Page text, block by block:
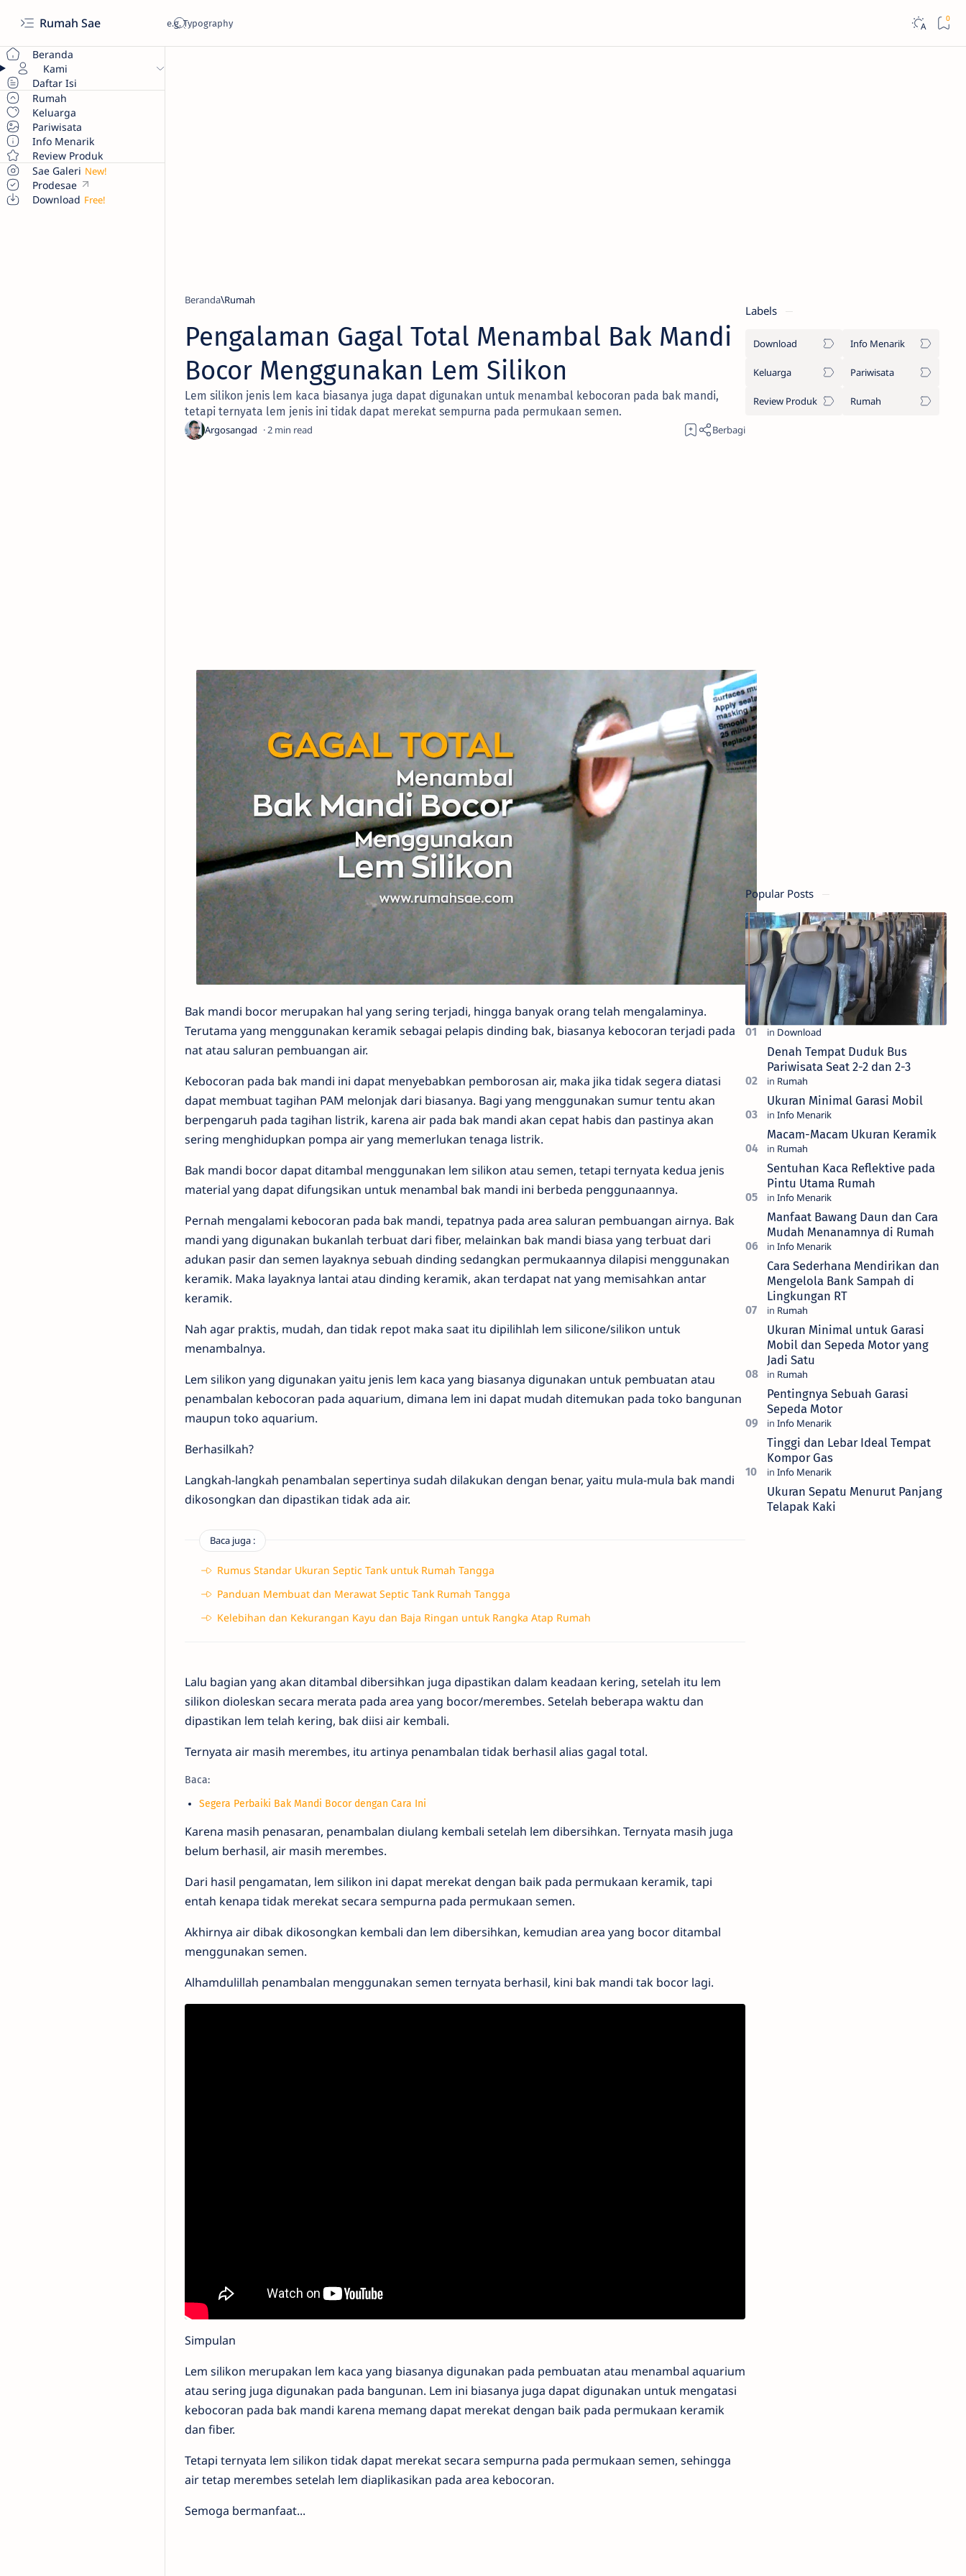
Rumah Sae
Beranda
Kami
Daftar Isi
Rumah
Keluarga
Pariwisata
Info Menarik
Review Produk
Sae Galeri
Prodesae
Download
Beranda Rumah
Pengalaman Gagal Total Menambal Bak Mandi
Bocor Menggunakan Lem Silikon
Lem silikon jenis lem kaca biasanya juga dapat digunakan untuk menambal kebocoran pada bak mandi,
tetapi ternyata lem jenis ini tidak dapat merekat sempurna pada permukaan semen.
2
Bak mandi bocor merupakan hal yang sering terjadi, hingga banyak orang telah mengalaminya.
Terutama yang menggunakan keramik sebagai pelapis dinding bak, biasanya kebocoran terjadi pada
nat atau saluran pembuangan air.
Kebocoran pada bak mandi ini dapat menyebabkan pemborosan air, maka jika tidak segera diatasi
dapat membuat tagihan PAM melonjak dari biasanya. Bagi yang menggunakan sumur tentu akan
berpengaruh pada tagihan listrik, karena air pada bak mandi akan cepat habis dan pastinya akan
sering menghidupkan pompa air yang memerlukan tenaga listrik.
Bak mandi bocor dapat ditambal menggunakan lem silikon atau semen, tetapi ternyata kedua jenis
material yang dapat difungsikan untuk menambal bak mandi ini berbeda penggunaannya.
Pernah mengalami kebocoran pada bak mandi, tepatnya pada area saluran pembuangan airnya. Bak
mandi yang digunakan bukanlah terbuat dari fiber, melainkan bak mandi biasa yang terbuat dari
adukan pasir dan semen layaknya sebuah dinding sedangkan permukaannya dilapisi menggunakan
keramik. Maka layaknya lantai atau dinding keramik, akan terdapat nat yang memisahkan antar
keramik.
Nah agar praktis, mudah, dan tidak repot maka saat itu dipilihlah lem silicone/silikon untuk
menambalnya.
Lem silikon yang digunakan yaitu jenis lem kaca yang biasanya digunakan untuk pembuatan atau
penambalan kebocoran pada aquarium, dimana lem ini dapat mudah ditemukan pada toko bangunan
maupun toko aquarium.
Berhasilkah?
Langkah-langkah penambalan sepertinya sudah dilakukan dengan benar, yaitu mula-mula bak mandi
dikosongkan dan dipastikan tidak ada air.
Baca juga :
Rumus Standar Ukuran Septic Tank untuk Rumah Tangga
Panduan Membuat dan Merawat Septic Tank Rumah Tangga
Kelebihan dan Kekurangan Kayu dan Baja Ringan untuk Rangka Atap Rumah
Lalu bagian yang akan ditambal dibersihkan juga dipastikan dalam keadaan kering, setelah itu lem
silikon dioleskan secara merata pada area yang bocor/merembes. Setelah beberapa waktu dan
dipastikan lem telah kering, bak diisi air kembali.
Ternyata air masih merembes, itu artinya penambalan tidak berhasil alias gagal total.
Baca:
Segera Perbaiki Bak Mandi Bocor dengan Cara Ini
Karena masih penasaran, penambalan diulang kembali setelah lem dibersihkan. Ternyata masih juga
belum berhasil, air masih merembes.
Dari hasil pengamatan, lem silikon ini dapat merekat dengan baik pada permukaan keramik, tapi
entah kenapa tidak merekat secara sempurna pada permukaan semen.
Akhirnya air dibak dikosongkan kembali dan lem dibersihkan, kemudian area yang bocor ditambal
menggunakan semen.
Alhamdulillah penambalan menggunakan semen ternyata berhasil, kini bak mandi tak bocor lagi.
Simpulan
Lem silikon merupakan lem kaca yang biasanya digunakan pada pembuatan atau menambal aquarium
atau sering juga digunakan pada bangunan. Lem ini biasanya juga dapat digunakan untuk mengatasi
kebocoran pada bak mandi karena memang dapat merekat dengan baik pada permukaan keramik
dan fiber.
Tetapi ternyata lem silikon tidak dapat merekat secara sempurna pada permukaan semen, sehingga
air tetap merembes setelah lem diaplikasikan pada area kebocoran.
Semoga bermanfaat...
Labels
Download Info Menarik
Keluarga Pariwisata
Review Produk Rumah
Popular Posts
Denah Tempat Duduk Bus
Pariwisata Seat 2-2 dan 2-3
Ukuran Minimal Garasi Mobil
Macam-Macam Ukuran Keramik
Sentuhan Kaca Reflektive pada
Pintu Utama Rumah
Manfaat Bawang Daun dan Cara
Mudah Menanamnya di Rumah
Cara Sederhana Mendirikan dan
Mengelola Bank Sampah di
Lingkungan RT
Ukuran Minimal untuk Garasi
Mobil dan Sepeda Motor yang
Jadi Satu
Pentingnya Sebuah Garasi
Sepeda Motor
Tinggi dan Lebar Ideal Tempat
Kompor Gas
Ukuran Sepatu Menurut Panjang
Telapak Kaki